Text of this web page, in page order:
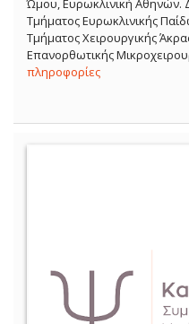
Ώμου, Ευρωκλινική Αθηνών.
Τμήματος Ευρωκλινικής
Τμήματος Χειρουργικής
Επανορθωτικής
πληροφορίες